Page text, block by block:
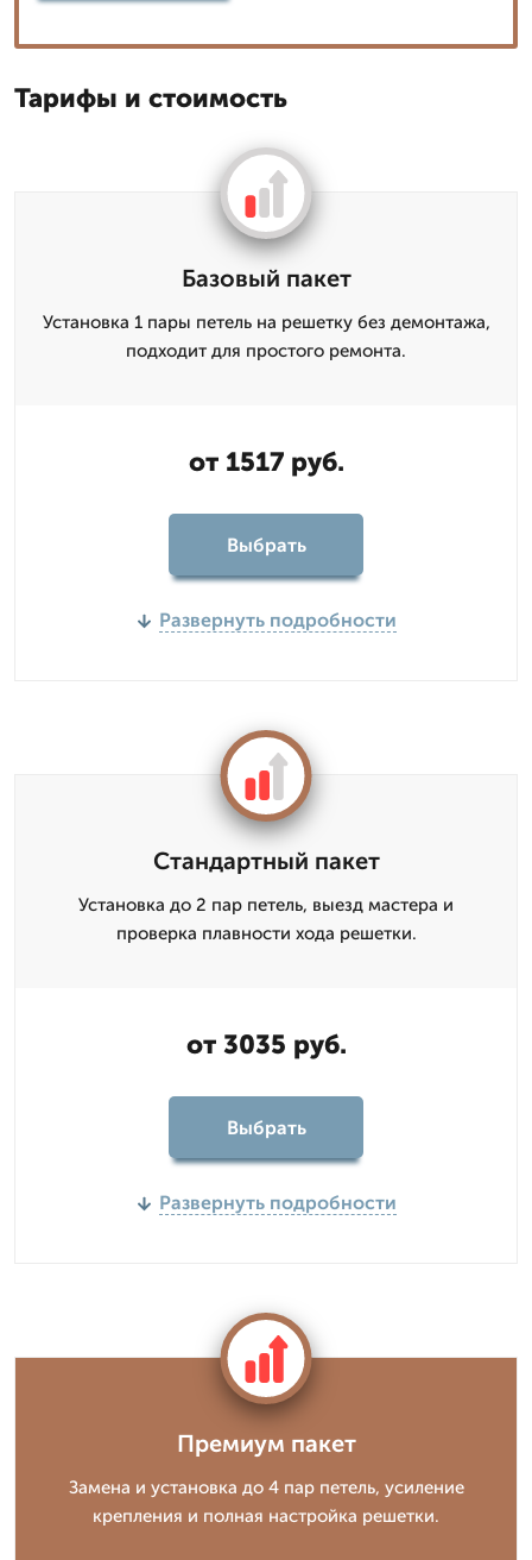
Тарифы и стоимость
Базовый пакет
Установка 1 пары петель на решетку без демонтажа,
подходит для простого ремонта.
от 1517 руб.
Выбрать
Развернуть подробности
Стандартный пакет
Установка до 2 пар петель, выезд мастера и
проверка плавности хода решетки.
от 3035 руб.
Выбрать
Развернуть подробности
Премиум пакет
Замена и установка до 4 пар петель, усиление
крепления и полная настройка решетки.